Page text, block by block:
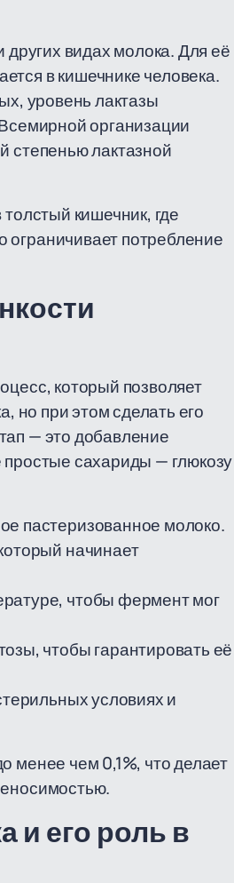
видах молока. Для её
в кишечнике человека.
уровень лактазы
организации
степенью лактазной
кишечник, где
потребление
который позволяет
но при этом сделать его
— это добавление
сахариды — глюкозу
пастеризованное молоко.
начинает
чтобы фермент мог
чтобы гарантировать её
условиях и
менее чем 0,1%, что делает
и его роль в